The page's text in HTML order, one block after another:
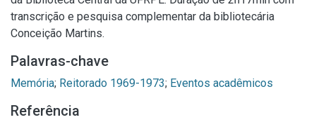
transcrição e pesquisa complementar da bibliotecária
Conceição Martins.
Palavras-chave
Memória; Reitorado 1969-1973; Eventos acadêmicos
Referência